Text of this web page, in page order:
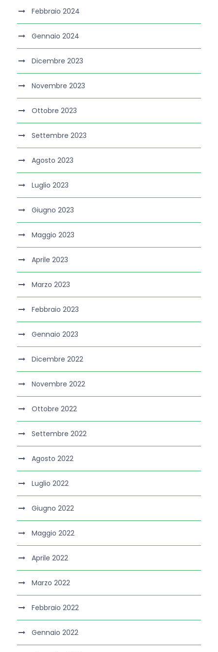
Febbraio 2024
Gennaio 2024
Dicembre 2023
Novembre 2023
Ottobre 2023
Settembre 2023
Agosto 2023
Luglio 2023
Giugno 2023
Maggio 2023
Aprile 2023
Marzo 2023
Febbraio 2023
Gennaio 2023
Dicembre 2022
Novembre 2022
Ottobre 2022
Settembre 2022
Agosto 2022
Luglio 2022
Giugno 2022
Maggio 2022
Aprile 2022
Marzo 2022
Febbraio 2022
Gennaio 2022